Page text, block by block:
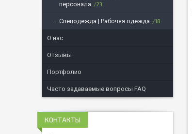
персонала
23
Спецодежда | Рабочяя одежда 18
О нас
Отзывы
Портфолио
Часто задаваемые вопросы FAQ
КОНТАКТЫ